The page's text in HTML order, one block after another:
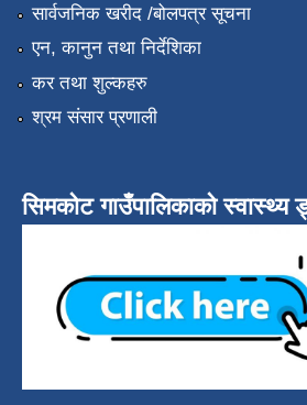
सार्वजनिक खरीद /बोलपत्र सूचना
एन, कानुन तथा निर्देशिका
कर तथा शुल्कहरु
श्रम संसार प्रणाली
सिमकोट गाउँपालिकाको स्वास्थ्य